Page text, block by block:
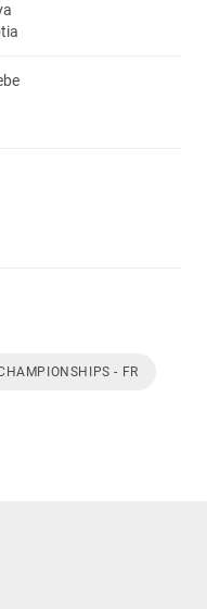
- FR